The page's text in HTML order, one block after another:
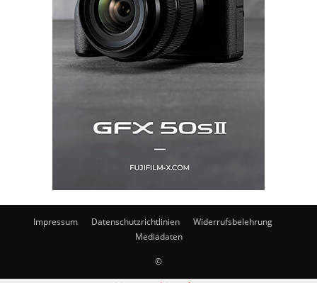
Impressum Datenschutzrichtlinien
Widerrufsbelehrung
Mediadaten
©